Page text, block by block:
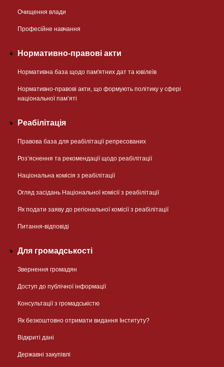
Очищення влади
Професійне навчання
Нормативно-правові акти
Нормативна база щодо пам'ятних дат та ювілеїв
Нормативно-правові акти, що формують політику у сфері
національної памʼяті
Реабілітація
Правова база для реабілітації репресованих
Розʼяснення та рекомендації щодо реабілітації
Національна комісія з реабілітації
Огляд засідань Національної комісії з реабілітації
Як подати заяву до регіональної комісії з реабілітації
Питання-відповіді
Для громадськості
Звернення громадян
Доступ до публічної інформації
Консультації з громадськістю
Як безкоштовно отримати видання Інституту?
Відкриті дані
Державні закупівлі